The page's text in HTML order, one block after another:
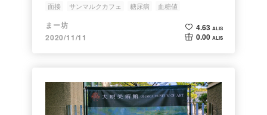
面接 サンマルクカフェ 糖尿病 血糖値
まー坊
2020/11/11
4.63 ALIS
0.00 ALIS